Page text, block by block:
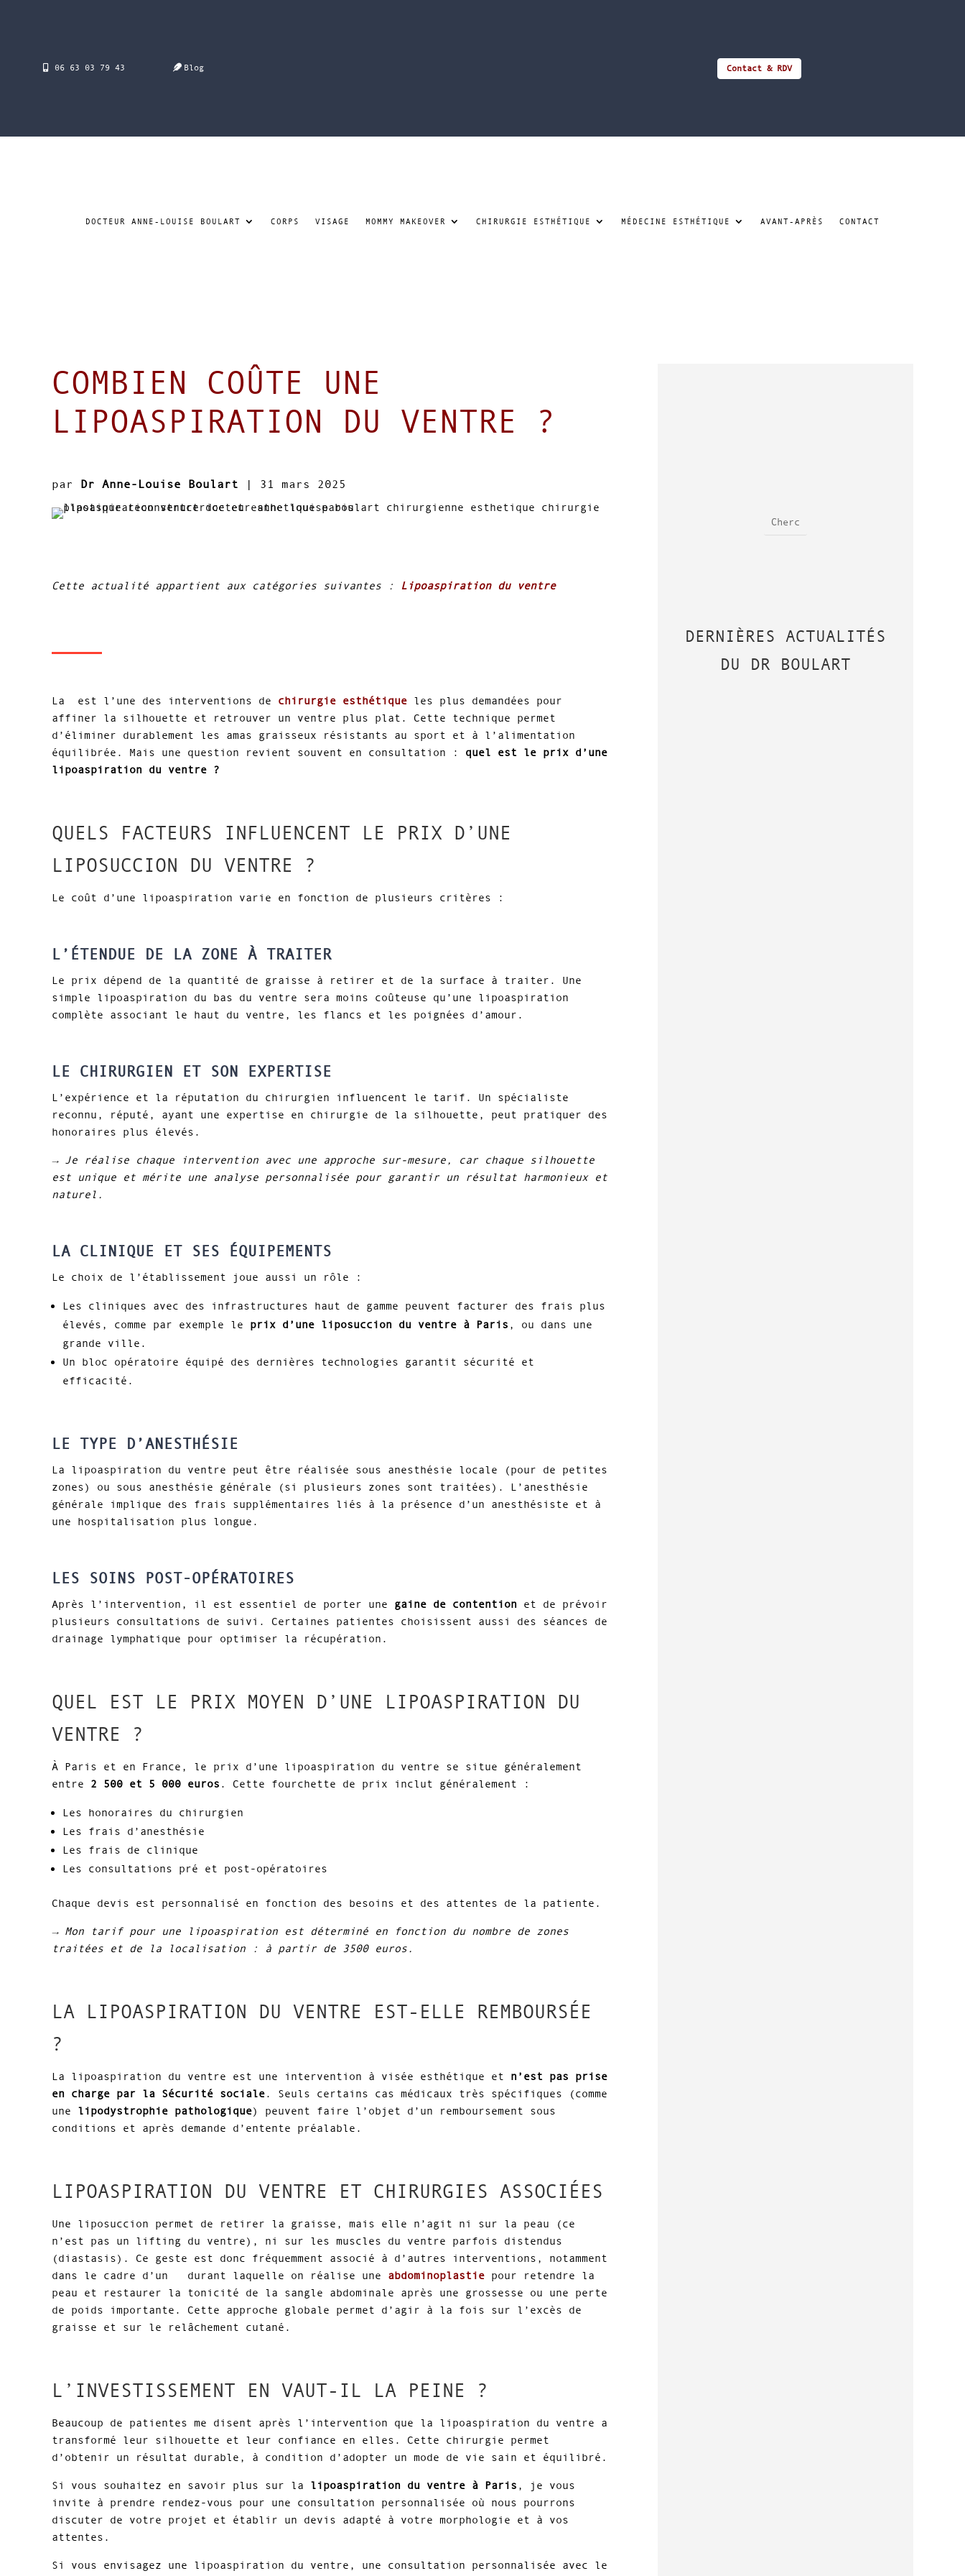
06 63 03 79 43 Blog Contact & RDV
DOCTEUR ANNE-LOUISE BOULART CORPS VISAGE MOMMY MAKEOVER CHIRURGIE ESTHÉTIQUE MÉDECINE ESTHÉTIQUE AVANT-APRÈS CONTACT
COMBIEN COÛTE UNE
LIPOASPIRATION DU VENTRE ?
par Dr Anne-Louise Boulart | 31 mars 2025
Cette actualité appartient aux catégories suivantes : Lipoaspiration du ventre
La est l’une des interventions de chirurgie esthétique les plus demandées pour
affiner la silhouette et retrouver un ventre plus plat. Cette technique permet
d’éliminer durablement les amas graisseux résistants au sport et à l’alimentation
équilibrée. Mais une question revient souvent en consultation : quel est le prix d’une
lipoaspiration du ventre ?
QUELS FACTEURS INFLUENCENT LE PRIX D’UNE
LIPOSUCCION DU VENTRE ?
Le coût d’une lipoaspiration varie en fonction de plusieurs critères :
L’ÉTENDUE DE LA ZONE À TRAITER
Le prix dépend de la quantité de graisse à retirer et de la surface à traiter. Une
simple lipoaspiration du bas du ventre sera moins coûteuse qu’une lipoaspiration
complète associant le haut du ventre, les flancs et les poignées d’amour.
LE CHIRURGIEN ET SON EXPERTISE
L’expérience et la réputation du chirurgien influencent le tarif. Un spécialiste
reconnu, réputé, ayant une expertise en chirurgie de la silhouette, peut pratiquer des
honoraires plus élevés.
→ Je réalise chaque intervention avec une approche sur-mesure, car chaque silhouette
est unique et mérite une analyse personnalisée pour garantir un résultat harmonieux et
naturel.
LA CLINIQUE ET SES ÉQUIPEMENTS
Le choix de l’établissement joue aussi un rôle :
Les cliniques avec des infrastructures haut de gamme peuvent facturer des frais plus
élevés, comme par exemple le prix d’une liposuccion du ventre à Paris , ou dans une
grande ville.
Un bloc opératoire équipé des dernières technologies garantit sécurité et
efficacité.
LE TYPE D’ANESTHÉSIE
La lipoaspiration du ventre peut être réalisée sous anesthésie locale (pour de petites
zones) ou sous anesthésie générale (si plusieurs zones sont traitées). L’anesthésie
générale implique des frais supplémentaires liés à la présence d’un anesthésiste et à
une hospitalisation plus longue.
LES SOINS POST-OPÉRATOIRES
Après l’intervention, il est essentiel de porter une gaine de contention et de prévoir
plusieurs consultations de suivi. Certaines patientes choisissent aussi des séances de
drainage lymphatique pour optimiser la récupération.
QUEL EST LE PRIX MOYEN D’UNE LIPOASPIRATION DU
VENTRE ?
À Paris et en France, le prix d’une lipoaspiration du ventre se situe généralement
entre 2 500 et 5 000 euros . Cette fourchette de prix inclut généralement :
Les honoraires du chirurgien
Les frais d’anesthésie
Les frais de clinique
Les consultations pré et post-opératoires
Chaque devis est personnalisé en fonction des besoins et des attentes de la patiente.
→ Mon tarif pour une lipoaspiration est déterminé en fonction du nombre de zones
traitées et de la localisation : à partir de 3500 euros.
LA LIPOASPIRATION DU VENTRE EST-ELLE REMBOURSÉE
?
La lipoaspiration du ventre est une intervention à visée esthétique et n’est pas prise
en charge par la Sécurité sociale. Seuls certains cas médicaux très spécifiques (comme
une lipodystrophie pathologique) peuvent faire l’objet d’un remboursement sous
conditions et après demande d’entente préalable.
LIPOASPIRATION DU VENTRE ET CHIRURGIES ASSOCIÉES
Une liposuccion permet de retirer la graisse, mais elle n’agit ni sur la peau (ce
n’est pas un lifting du ventre), ni sur les muscles du ventre parfois distendus
(diastasis). Ce geste est donc fréquemment associé à d’autres interventions, notamment
dans le cadre d’un durant laquelle on réalise une abdominoplastie pour retendre la
peau et restaurer la tonicité de la sangle abdominale après une grossesse ou une perte
de poids importante. Cette approche globale permet d’agir à la fois sur l’excès de
graisse et sur le relâchement cutané.
L’INVESTISSEMENT EN VAUT-IL LA PEINE ?
Beaucoup de patientes me disent après l’intervention que la lipoaspiration du ventre a
transformé leur silhouette et leur confiance en elles. Cette chirurgie permet
d’obtenir un résultat durable, à condition d’adopter un mode de vie sain et équilibré.
Si vous souhaitez en savoir plus sur la lipoaspiration du ventre à Paris , je vous
invite à prendre rendez-vous pour une consultation personnalisée où nous pourrons
discuter de votre projet et établir un devis adapté à votre morphologie et à vos
attentes.
Si vous envisagez une lipoaspiration du ventre, une consultation personnalisée avec le
DERNIÈRES ACTUALITÉS
DU DR BOULART